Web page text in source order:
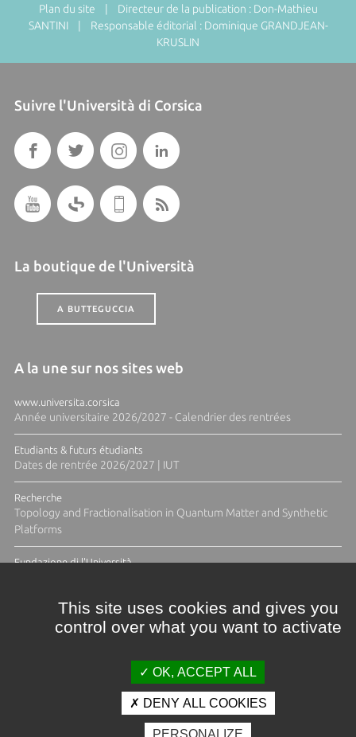
Plan du site | Directeur de la publication : Don-Mathieu
SANTINI | Responsable éditorial : Dominique GRANDJEAN-
KRUSLIN
Suivre l'Università di Corsica
La boutique de l'Università
A BUTTEGUCCIA
A la une sur nos sites web
www.universita.corsica
Année universitaire 2026/2027 - Calendrier des rentrées
Etudiants & futurs étudiants
Dates de rentrée 2026/2027 | IUT
Recherche
Topology and Fractionalisation in Quantum Matter and Synthetic
Platforms
Fundazione di l'Università
Crédits et mentions légales
This site uses cookies and gives you
control over what you want to activate
OK, ACCEPT ALL
DENY ALL COOKIES
PERSONALIZE